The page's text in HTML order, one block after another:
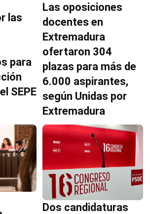
las
para
SEPE
Las oposiciones
docentes en
Extremadura
ofertaron 304
plazas para más de
6.000 aspirantes,
según Unidas por
Extremadura
Dos candidaturas